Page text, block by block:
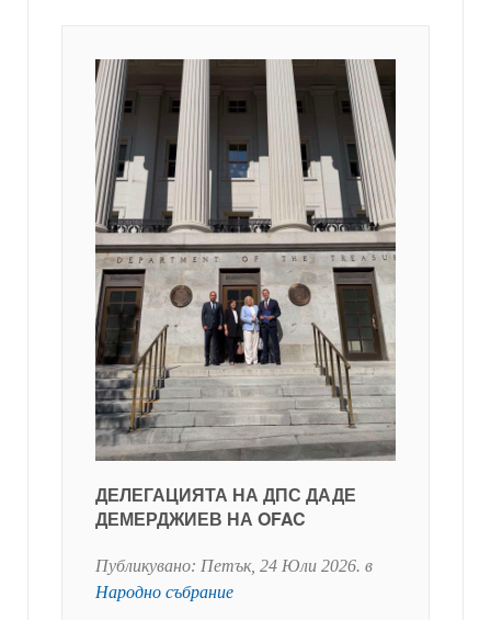
ДЕЛЕГАЦИЯТА НА ДПС ДАДЕ
ДЕМЕРДЖИЕВ НА OFAC
Публикувано: Петък, 24 Юли 2026. в
Народно събрание